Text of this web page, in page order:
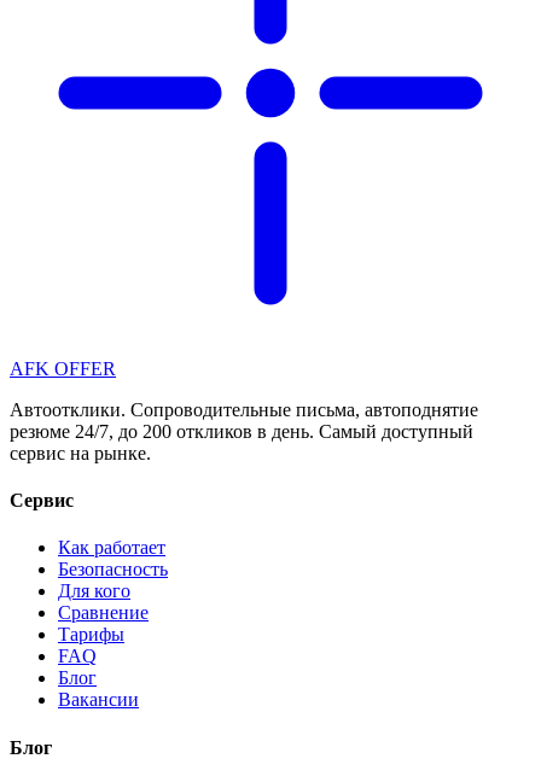
AFK OFFER
Автоотклики. Сопроводительные письма, автоподнятие
резюме 24/7, до 200 откликов в день. Самый доступный
сервис на рынке.
Сервис
Как работает
Безопасность
Для кого
Сравнение
Тарифы
FAQ
Блог
Вакансии
Блог